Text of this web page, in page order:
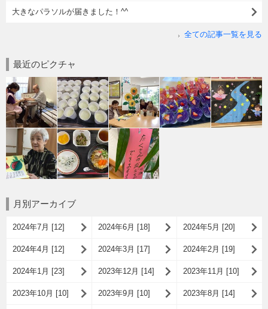
大きなパラソルが届きました！^^
全ての記事一覧を見る
最近のピクチャ
月別アーカイブ
2024年7月 [12] 2024年6月 [18] 2024年5月 [20]
2024年4月 [12] 2024年3月 [17] 2024年2月 [19]
2024年1月 [23] 2023年12月 [14] 2023年11月 [10]
2023年10月 [10] 2023年9月 [10] 2023年8月 [14]